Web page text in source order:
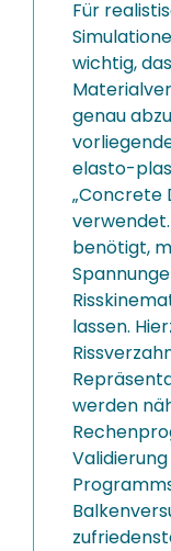
Für
wichtig,
genau
elasto-
„Concrete
benötigt,
lassen.
werden